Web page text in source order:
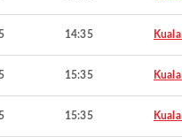
14:35
15:35
15:35